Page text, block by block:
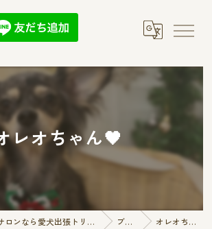
レオちゃん🖤
三重県のペットサロンなら愛犬出張トリミング E-QunQun ブログ オレオちゃん🖤